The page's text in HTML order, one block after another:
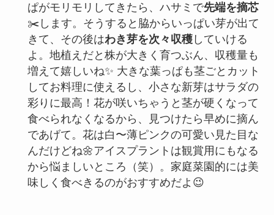
ぱがモリモリしてきたら、ハサミで先端を摘芯
✂️します。そうすると脇からいっぱい芽が出て
きて、その後はわき芽を次々収穫していける
よ。地植えだと株が大きく育つぶん、収穫量も
増えて嬉しいね✨ 大きな葉っぱも茎ごとカット
してお料理に使えるし、小さな新芽はサラダの
彩りに最高！花が咲いちゃうと茎が硬くなって
食べられなくなるから、見つけたら早めに摘ん
であげて。花は白〜薄ピンクの可愛い見た目な
んだけどね🌼アイスプラントは観賞用にもなる
から悩ましいところ（笑）。家庭菜園的には美
味しく食べきるのがおすすめだよ😉